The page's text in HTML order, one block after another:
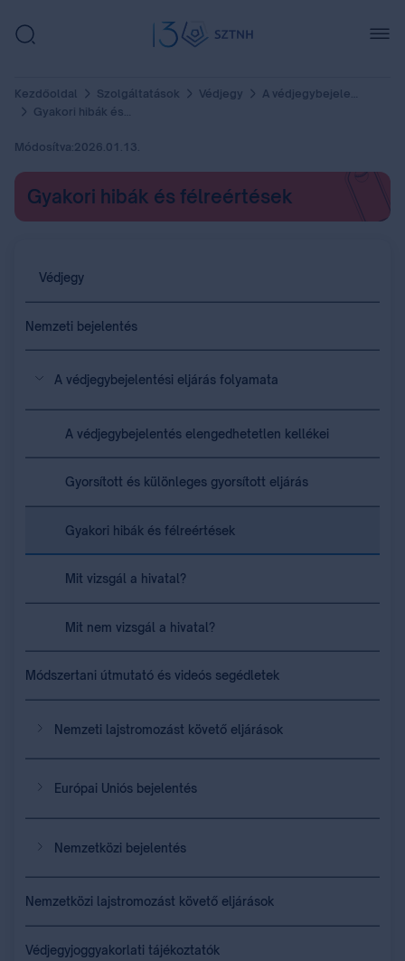
Kezdőoldal Szolgáltatások Védjegy
A védjegybejelentési eljárás folyamata
Gyakori hibák és félreértések
Módosítva:2026.01.13.
Gyakori hibák és félreértések
Védjegy
Nemzeti bejelentés
A védjegybejelentési eljárás folyamata
A védjegybejelentés elengedhetetlen kellékei
Gyorsított és különleges gyorsított eljárás
Gyakori hibák és félreértések
Mit vizsgál a hivatal?
Mit nem vizsgál a hivatal?
Módszertani útmutató és videós segédletek
Nemzeti lajstromozást követő eljárások
Európai Uniós bejelentés
Nemzetközi bejelentés
Nemzetközi lajstromozást követő eljárások
Védjegyjoggyakorlati tájékoztatók